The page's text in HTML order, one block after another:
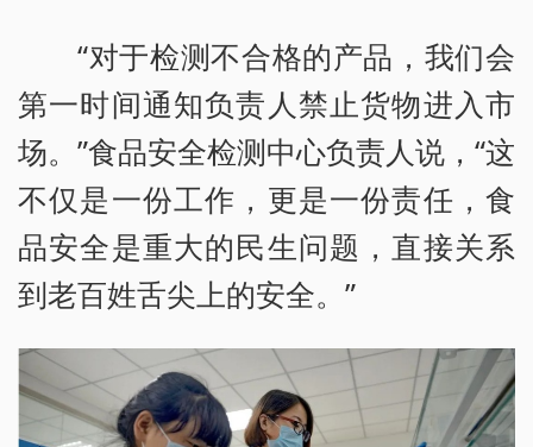
“对于检测不合格的产品，我们会
第一时间通知负责人禁止货物进入市
场。”食品安全检测中心负责人说，“这
不仅是一份工作，更是一份责任，食
品安全是重大的民生问题，直接关系
到老百姓舌尖上的安全。”